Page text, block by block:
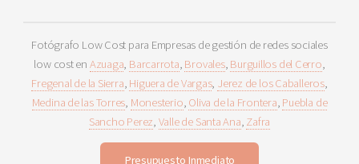
Fotógrafo Low Cost para Empresas de gestión de redes sociales
low cost en Azuaga, Barcarrota, Brovales, Burguillos del Cerro,
Fregenal de la Sierra, Higuera de Vargas, Jerez de los Caballeros,
Medina de las Torres, Monesterio, Oliva de la Frontera, Puebla de
Sancho Perez, Valle de Santa Ana, Zafra
Presupuesto Inmediato